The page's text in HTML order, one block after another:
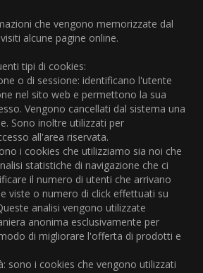
che vengono memorizzate dal
alcune pagine online.
tipi di cookies:
o di sessione: identificano l'utente
nel sito web e permettono la sua
Vengono cancellati dal sistema una
Sono inoltre utilizzati per
all'area riservata.
i cookies che utilizziamo sia noi che
statistiche di navigazione che ci
il numero di utenti che arrivano
viste o numero di click effettuati su
analisi vengono utilizzate
anonima esclusivamente per
di migliorare l'offerta di prodotti e
sono i cookies che vengono utilizzati